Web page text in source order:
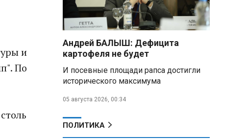
и
По
Андрей БАЛЫШ: Дефицита
картофеля не будет
И посевные площади рапса достигли
исторического максимума
05 августа 2026, 00:34
ПОЛИТИКА